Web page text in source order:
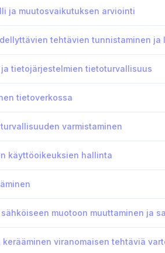
ja muutosvaikutuksen arviointi
tehtävien tunnistaminen
tietojärjestelmien tietoturvallisuus
tietoverkossa
varmistaminen
käyttöoikeuksien hallinta
muotoon muuttaminen ja
viranomaisen tehtäviä